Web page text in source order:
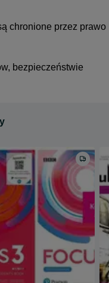
chronione przez prawo
bezpieczeństwie